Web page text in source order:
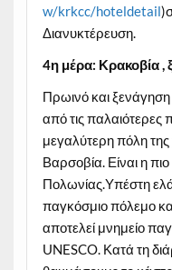
w/krkcc/hoteldetail
Διανυκτέρευση.
4η μέρα: Κρακοβία ,
Πρωινό και
από τις παλαιότερες
μεγαλύτερη πόλη
Βαρσοβία. Είναι η
Πολωνίας.Υπέστη
παγκόσμιο πόλεμο
αποτελεί μνημείο
UNESCO. Κατά τη